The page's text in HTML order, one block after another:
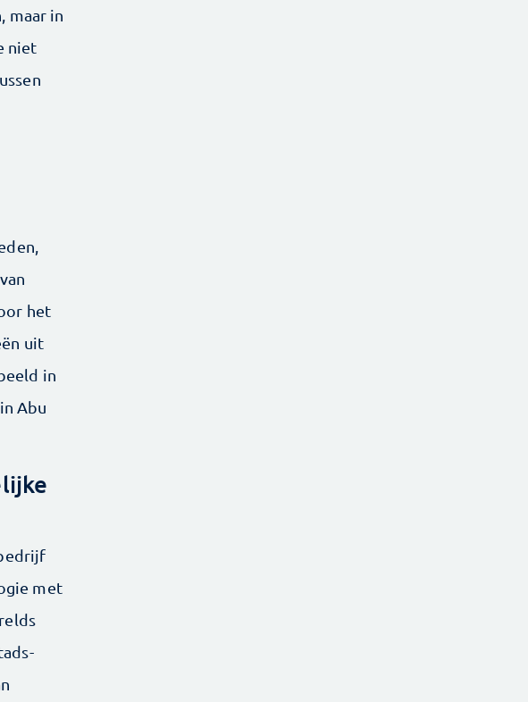
maar in
niet
het
uit
in
Abu
met